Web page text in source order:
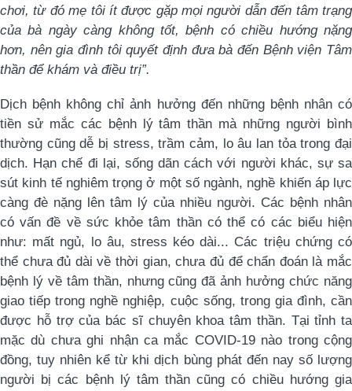
chơi, từ đó mẹ tôi ít được gặp mọi người dẫn đến tâm trạng
của bà ngày càng không tốt, bệnh có chiều hướng nặng
hơn, nên gia đình tôi quyết định đưa bà đến Bệnh viện Tâm
thần để khám và điều trị”.
Dịch bệnh không chỉ ảnh hưởng đến những bệnh nhân có
tiền sử mắc các bệnh lý tâm thần mà những người bình
thường cũng dễ bị stress, trầm cảm, lo âu lan tỏa trong đại
dịch. Hạn chế đi lại, sống dãn cách với người khác, sự sa
sút kinh tế nghiêm trọng ở một số ngành, nghề khiến áp lực
càng đè nặng lên tâm lý của nhiều người. Các bệnh nhân
có vấn đề về sức khỏe tâm thần có thể có các biểu hiện
như: mất ngủ, lo âu, stress kéo dài... Các triệu chứng có
thể chưa đủ dài về thời gian, chưa đủ để chẩn đoán là mắc
bệnh lý về tâm thần, nhưng cũng đã ảnh hưởng chức năng
giao tiếp trong nghề nghiệp, cuộc sống, trong gia đình, cần
được hỗ trợ của bác sĩ chuyên khoa tâm thần. Tại tỉnh ta
mặc dù chưa ghi nhận ca mắc COVID-19 nào trong cộng
đồng, tuy nhiên kể từ khi dịch bùng phát đến nay số lượng
người bị các bệnh lý tâm thần cũng có chiều hướng gia